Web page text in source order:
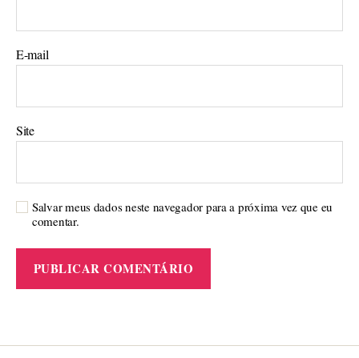
E-mail
Site
Salvar meus dados neste navegador para a próxima vez que eu
comentar.